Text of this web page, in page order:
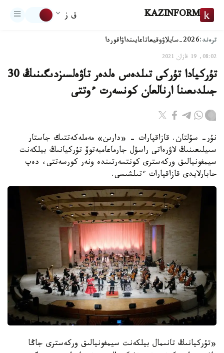
KAZINFORM ق ز
ترەند:2026-سايلاۋ وقيعاتاعايىنداۋاقوردا
08:02, 19 قازان 2021
تۇركيادا تۇركى تىلدەس ەلدەر تاۋەلسىزدىگىنىڭ 30
جىلدىعىنا ارنالعان كونسەرت ءوتتى
نۇر- سۇلتان. قازاقپارات - «دارىن» مەملەكەتتىك جاستار
سىيلىعىنىڭ لاۋرەاتى راسۋل جارماعامبەتوۆ تۇركيانىڭ بيلكەنت
سيمفونيالىق وركەسترى كونتسەرتىندە ونەر كورسەتتى، دەپ
حابارلايدى قازاقپارات ءتىلشىسى.
«تۇركيانىڭ تانىمال بيلكەنت سيمفونيالىق وركەسترى جاڭا